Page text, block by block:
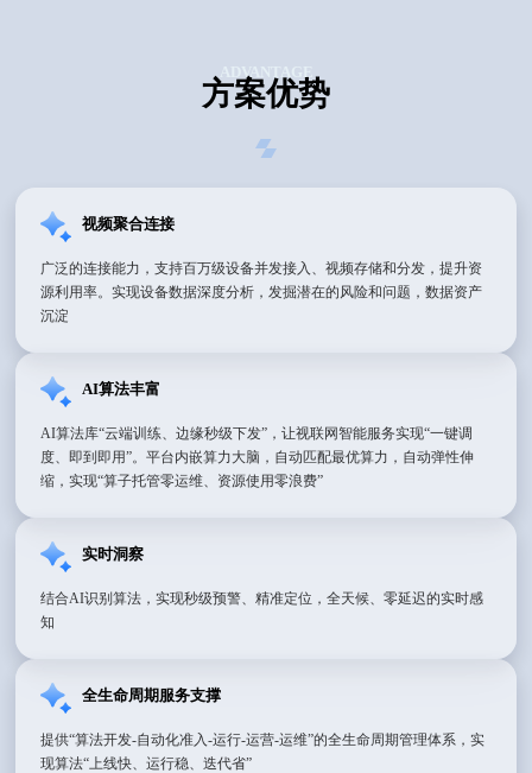
方案优势
ADVANTAGE
视频聚合连接
广泛的连接能力，支持百万级设备并发接入、视频存储和分发，提升资
源利用率。实现设备数据深度分析，发掘潜在的风险和问题，数据资产
沉淀
AI算法丰富
AI算法库“云端训练、边缘秒级下发”，让视联网智能服务实现“一键调
度、即到即用”。平台内嵌算力大脑，自动匹配最优算力，自动弹性伸
缩，实现“算子托管零运维、资源使用零浪费”
实时洞察
结合AI识别算法，实现秒级预警、精准定位，全天候、零延迟的实时感
知
全生命周期服务支撑
提供“算法开发-自动化准入-运行-运营-运维”的全生命周期管理体系，实
现算法“上线快、运行稳、迭代省”